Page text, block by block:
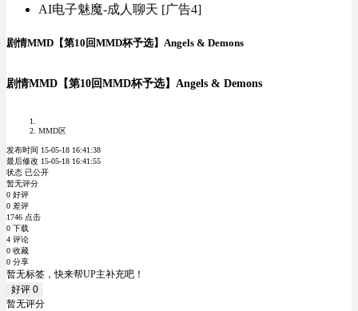
AI电子魅魔-成人聊天 [广告4]
剧情MMD【第10回MMD杯予选】Angels & Demons
剧情MMD【第10回MMD杯予选】Angels & Demons
MMD区
发布时间 15-05-18 16:41:38
最后修改 15-05-18 16:41:55
状态 已公开
暂无评分
0 好评
0 差评
1746 点击
0 下载
4 评论
0 收藏
0 分享
暂无标签，快来帮UP主补充吧！
好评 0
暂无评分